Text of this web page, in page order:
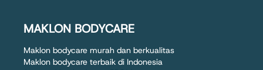
MAKLON BODYCARE
Maklon bodycare murah dan berkualitas
Maklon bodycare terbaik di Indonesia